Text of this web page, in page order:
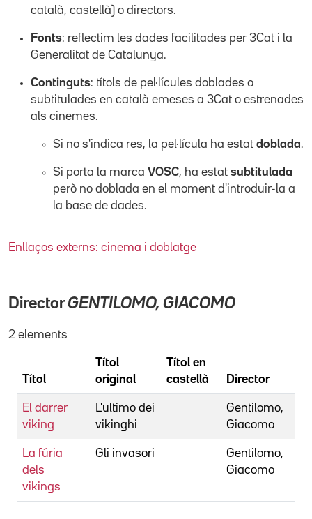
català, castellà) o directors.
Fonts: reflectim les dades facilitades per 3Cat i la
Generalitat de Catalunya.
Continguts: títols de pel·lícules doblades o
subtitulades en català emeses a 3Cat o estrenades
als cinemes.
Si no s'indica res, la pel·lícula ha estat doblada.
Si porta la marca VOSC, ha estat subtitulada
però no doblada en el moment d'introduir-la a
la base de dades.
Enllaços externs: cinema i doblatge
DirectorGENTILOMO, GIACOMO
2 elements
Títol
Títol
original
Títol en
castellà
Director
El darrer
viking
L'ultimo dei
vikinghi
Gentilomo,
Giacomo
La fúria
dels
vikings
Gli invasori
Gentilomo,
Giacomo